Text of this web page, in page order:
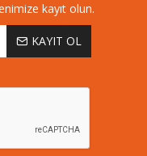
kayıt olun.
KAYIT OL